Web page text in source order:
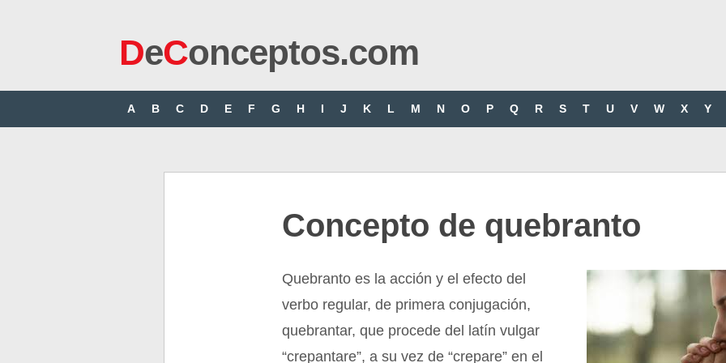
DeConceptos.com
A B C D E F G H I J K L M N O P Q R S T U V W X Y
Concepto de quebranto
Quebranto es la acción y el efecto del
verbo regular, de primera conjugación,
quebrantar, que procede del latín vulgar
“crepantare”, a su vez de “crepare” en el